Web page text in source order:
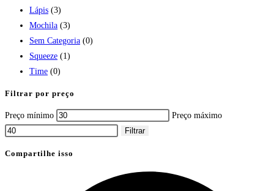
Lápis (3)
Mochila (3)
Sem Categoria (0)
Squeeze (1)
Time (0)
Filtrar por preço
Preço mínimo
Preço máximo
Filtrar
Compartilhe isso